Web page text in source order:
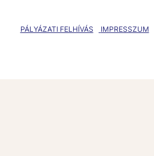
PÁLYÁZATI FELHÍVÁS IMPRESSZUM